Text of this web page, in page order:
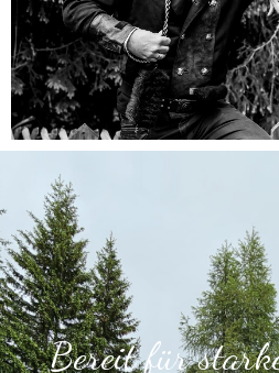
Bereit für